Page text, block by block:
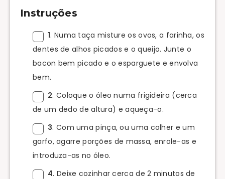
Instruções
1. Numa taça misture os ovos, a farinha, os
dentes de alhos picados e o queijo. Junte o
bacon bem picado e o esparguete e envolva
bem.
2. Coloque o óleo numa frigideira (cerca
de um dedo de altura) e aqueça-o.
3. Com uma pinça, ou uma colher e um
garfo, agarre porções de massa, enrole-as e
introduza-as no óleo.
4. Deixe cozinhar cerca de 2 minutos de